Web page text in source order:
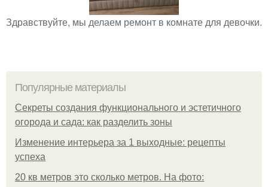
Здравствуйте, мы делаем ремонт в комнате для девочки.
Популярные материалы
Секреты создания функционального и эстетичного
огорода и сада: как разделить зоны
Изменение интерьера за 1 выходные: рецепты
успеха
20 кв метров это сколько метров. На фото: